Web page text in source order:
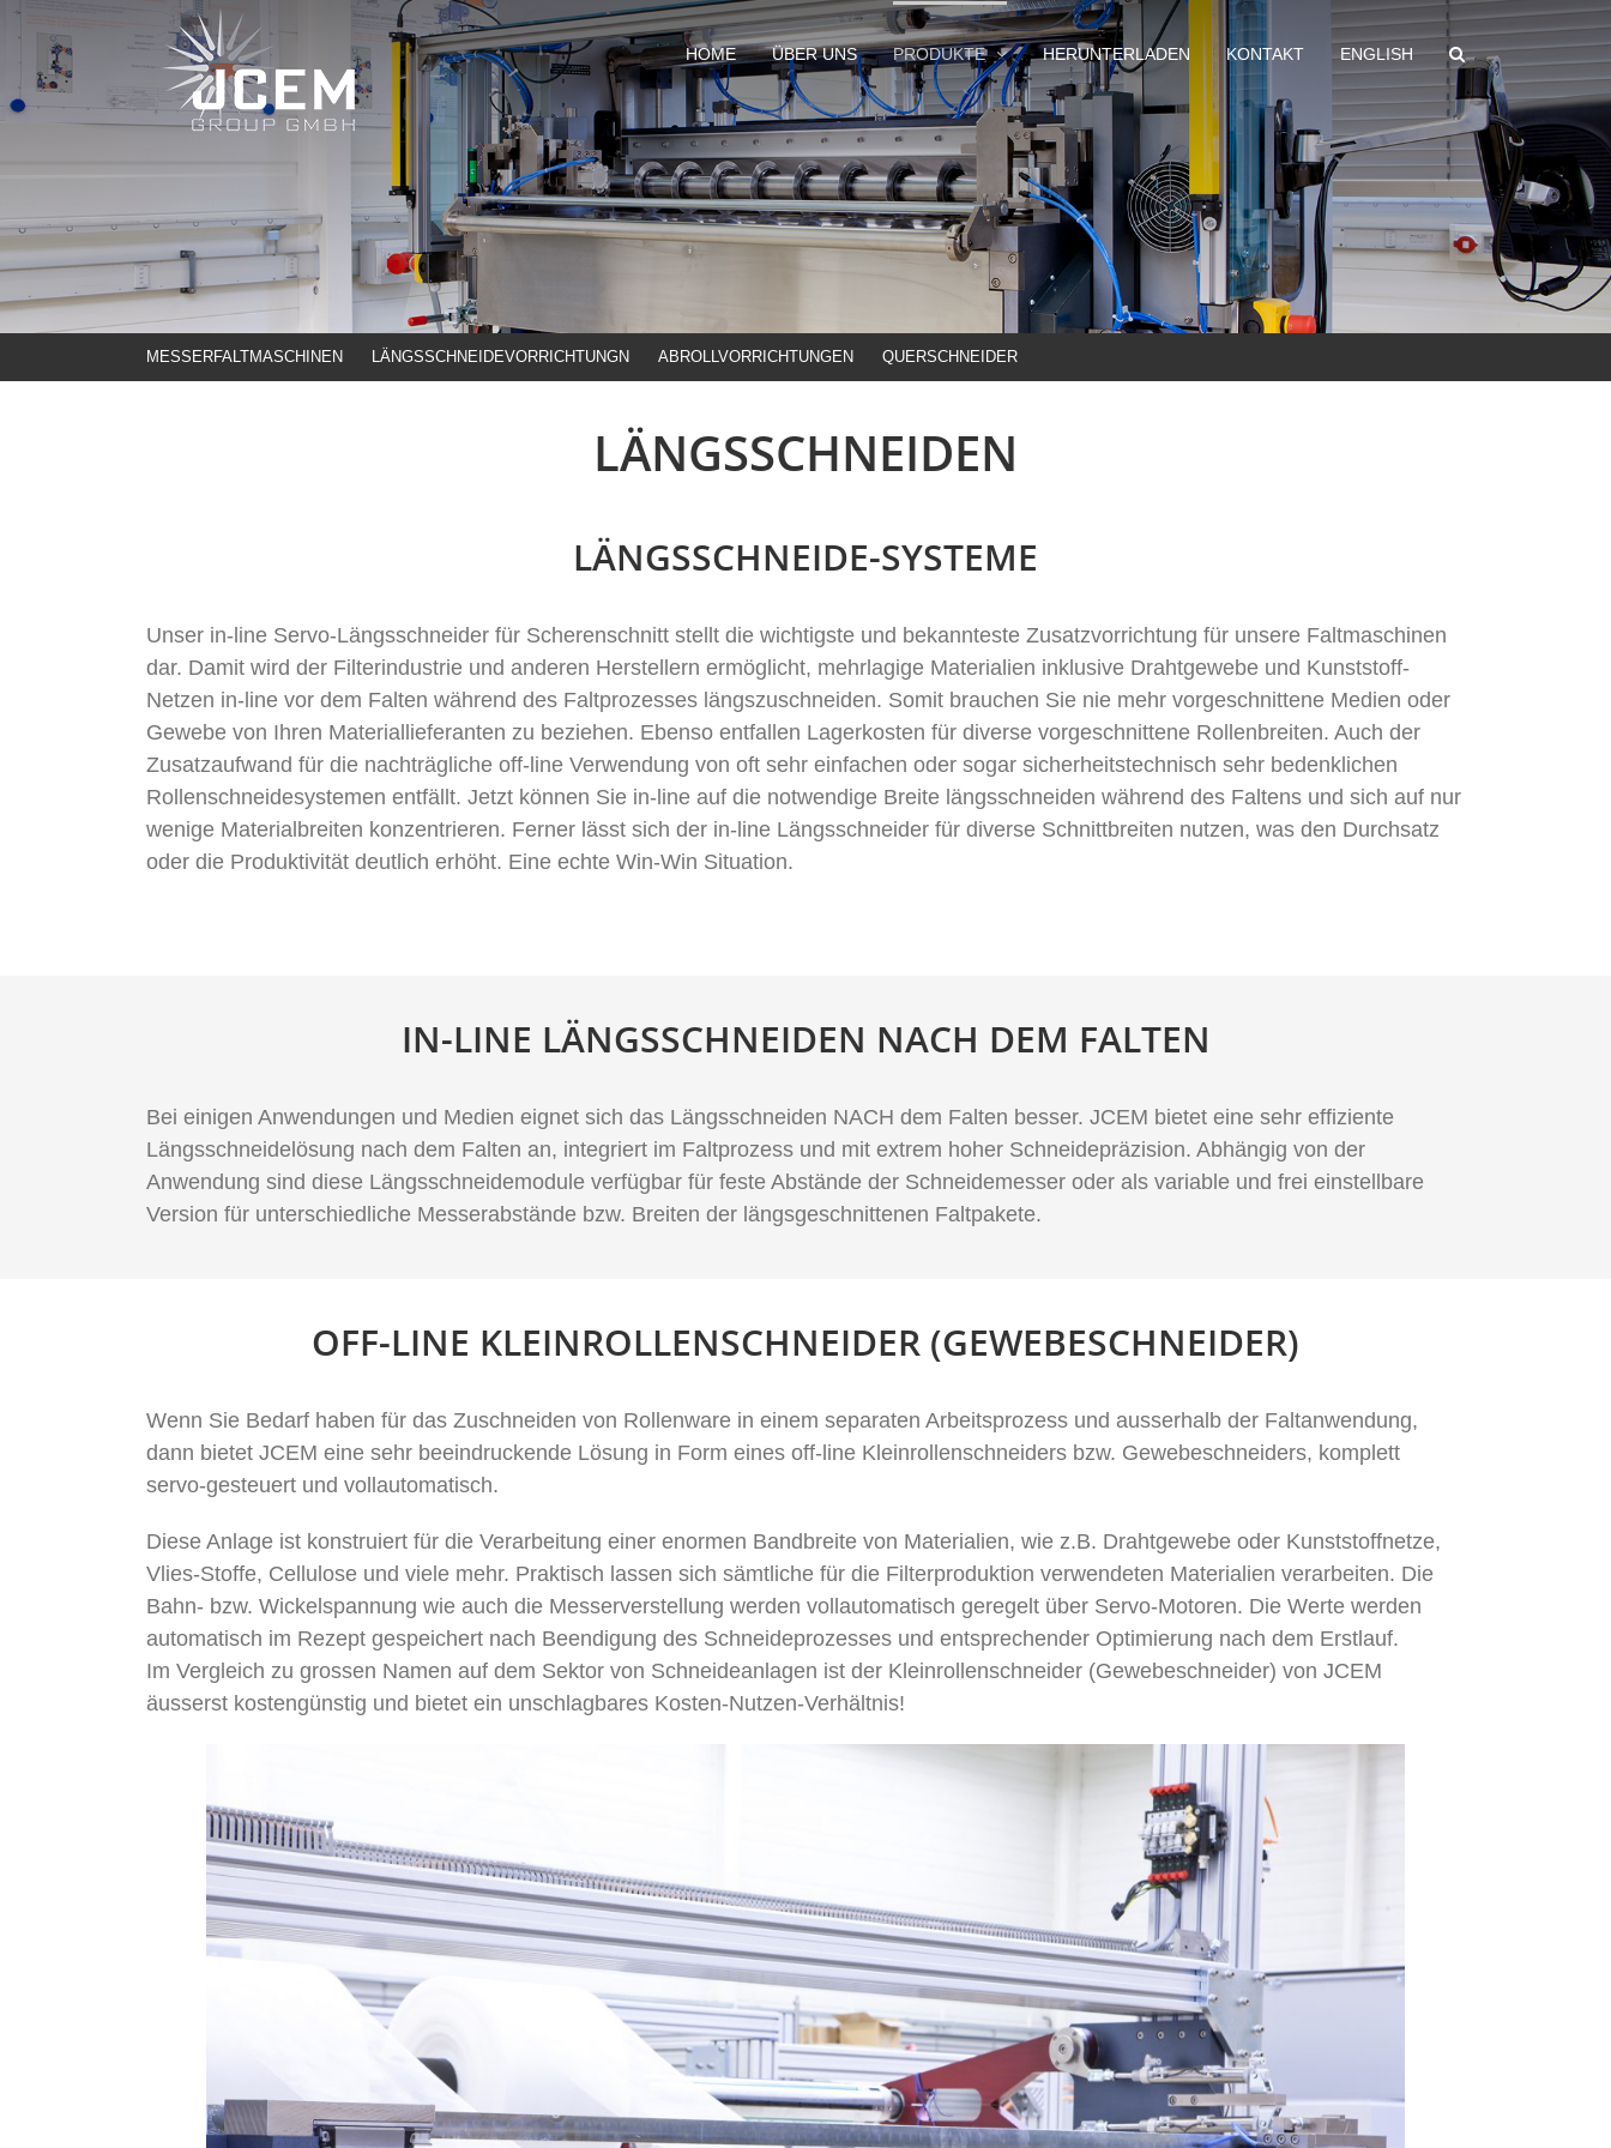
Skip
content
HOME ÜBER UNS PRODUKTE HERUNTERLADEN KONTAKT ENGLISH
MESSERFALTMASCHINEN LÄNGSSCHNEIDEVORRICHTUNGN ABROLLVORRICHTUNGEN QUERSCHNEIDER
LÄNGSSCHNEIDEN
LÄNGSSCHNEIDE-SYSTEME
Unser in-line Servo-Längsschneider für Scherenschnitt stellt die wichtigste und bekannteste Zusatzvorrichtung für unsere Faltmaschinen
dar. Damit wird der Filterindustrie und anderen Herstellern ermöglicht, mehrlagige Materialien inklusive Drahtgewebe und Kunststoff-
Netzen in-line vor dem Falten während des Faltprozesses längszuschneiden. Somit brauchen Sie nie mehr vorgeschnittene Medien oder
Gewebe von Ihren Materiallieferanten zu beziehen. Ebenso entfallen Lagerkosten für diverse vorgeschnittene Rollenbreiten. Auch der
Zusatzaufwand für die nachträgliche off-line Verwendung von oft sehr einfachen oder sogar sicherheitstechnisch sehr bedenklichen
Rollenschneidesystemen entfällt. Jetzt können Sie in-line auf die notwendige Breite längsschneiden während des Faltens und sich auf nur
wenige Materialbreiten konzentrieren. Ferner lässt sich der in-line Längsschneider für diverse Schnittbreiten nutzen, was den Durchsatz
oder die Produktivität deutlich erhöht. Eine echte Win-Win Situation.
IN-LINE LÄNGSSCHNEIDEN NACH DEM FALTEN
Bei einigen Anwendungen und Medien eignet sich das Längsschneiden NACH dem Falten besser. JCEM bietet eine sehr effiziente
Längsschneidelösung nach dem Falten an, integriert im Faltprozess und mit extrem hoher Schneidepräzision. Abhängig von der
Anwendung sind diese Längsschneidemodule verfügbar für feste Abstände der Schneidemesser oder als variable und frei einstellbare
Version für unterschiedliche Messerabstände bzw. Breiten der längsgeschnittenen Faltpakete.
OFF-LINE KLEINROLLENSCHNEIDER (GEWEBESCHNEIDER)
Wenn Sie Bedarf haben für das Zuschneiden von Rollenware in einem separaten Arbeitsprozess und ausserhalb der Faltanwendung,
dann bietet JCEM eine sehr beeindruckende Lösung in Form eines off-line Kleinrollenschneiders bzw. Gewebeschneiders, komplett
servo-gesteuert und vollautomatisch.
Diese Anlage ist konstruiert für die Verarbeitung einer enormen Bandbreite von Materialien, wie z.B. Drahtgewebe oder Kunststoffnetze,
Vlies-Stoffe, Cellulose und viele mehr. Praktisch lassen sich sämtliche für die Filterproduktion verwendeten Materialien verarbeiten. Die
Bahn- bzw. Wickelspannung wie auch die Messerverstellung werden vollautomatisch geregelt über Servo-Motoren. Die Werte werden
automatisch im Rezept gespeichert nach Beendigung des Schneideprozesses und entsprechender Optimierung nach dem Erstlauf.
Im Vergleich zu grossen Namen auf dem Sektor von Schneideanlagen ist der Kleinrollenschneider (Gewebeschneider) von JCEM
äusserst kostengünstig und bietet ein unschlagbares Kosten-Nutzen-Verhältnis!